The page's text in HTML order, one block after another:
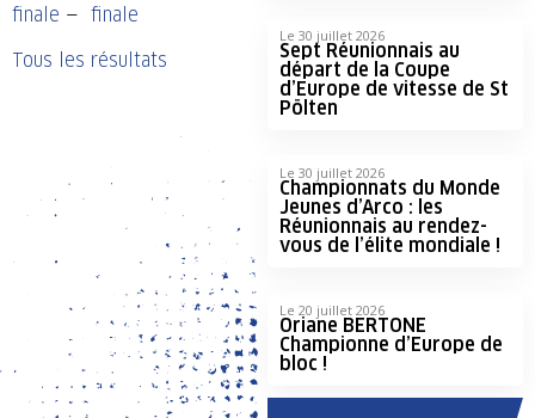
finale — finale
Tous les résultats
Le 30 juillet 2026
Sept Réunionnais au
départ de la Coupe
d’Europe de vitesse de St
Pölten
Le 30 juillet 2026
Championnats du Monde
Jeunes d’Arco : les
Réunionnais au rendez-
vous de l’élite mondiale !
Le 20 juillet 2026
Oriane BERTONE
Championne d’Europe de
bloc !